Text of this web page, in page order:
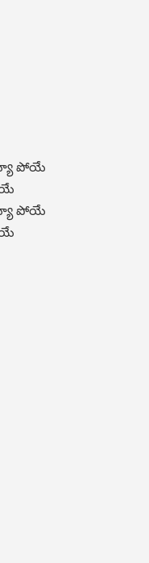
పోయే
పోయే